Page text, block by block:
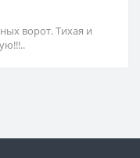
ворот. Тихая и